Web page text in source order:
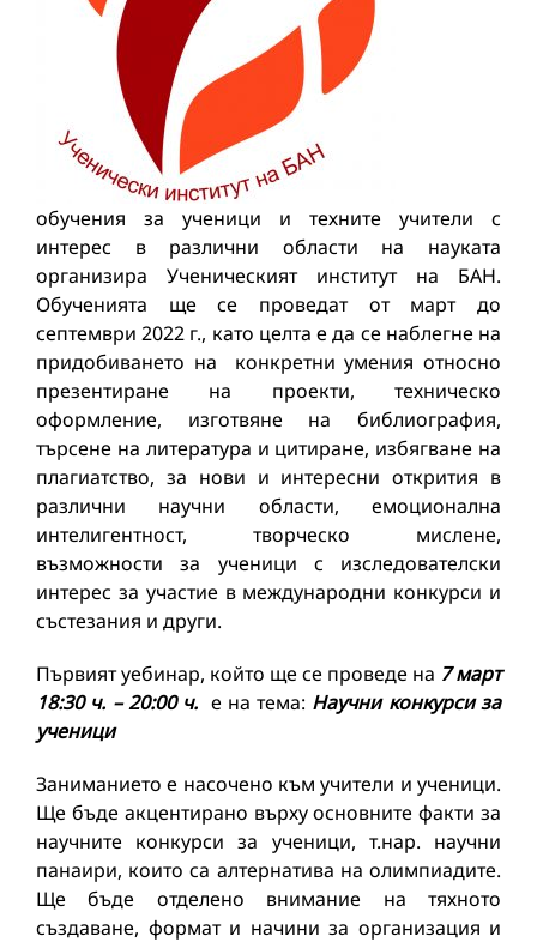
обучения за ученици и техните учители с
интерес в различни области на науката
организира Ученическият институт на БАН.
Обученията ще се проведат от март до
септември 2022 г., като целта е да се наблегне на
придобиването на конкретни умения относно
презентиране на проекти, техническо
оформление, изготвяне на библиография,
търсене на литература и цитиране, избягване на
плагиатство, за нови и интересни открития в
различни научни области, емоционална
интелигентност, творческо мислене,
възможности за ученици с изследователски
интерес за участие в международни конкурси и
състезания и други.
Първият уебинар, който ще се проведе на 7 март
18:30 ч. – 20:00 ч. е на тема: Научни конкурси за
ученици
Заниманието е насочено към учители и ученици.
Ще бъде акцентирано върху основните факти за
научните конкурси за ученици, т.нар. научни
панаири, които са алтернатива на олимпиадите.
Ще бъде отделено внимание на тяхното
създаване, формат и начини за организация и